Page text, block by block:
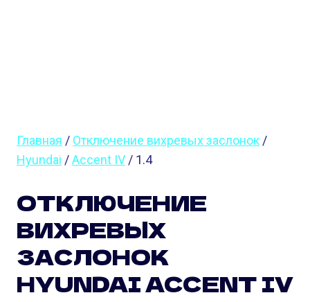
Главная / Отключение вихревых заслонок /
Hyundai /Accent IV / 1.4
ОТКЛЮЧЕНИЕ
ВИХРЕВЫХ
ЗАСЛОНОК
HYUNDAI ACCENT IV